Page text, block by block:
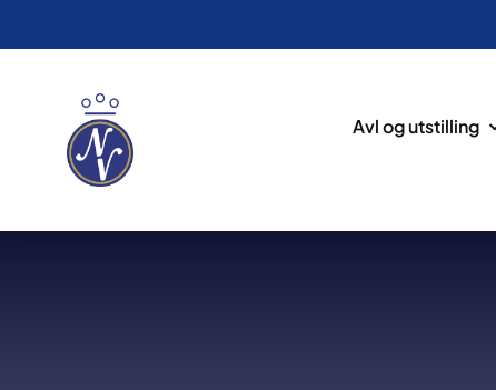
Avl og utstilling